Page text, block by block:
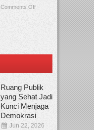
Comments Off
Ruang Publik
yang Sehat Jadi
Kunci Menjaga
Demokrasi
Jun 22, 2026